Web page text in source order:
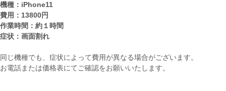
機種：iPhone11
費用：13800円
作業時間：約１時間
症状：画面割れ
同じ機種でも、症状によって費用が異なる場合がございます。
お電話または価格表にてご確認をお願いいたします。